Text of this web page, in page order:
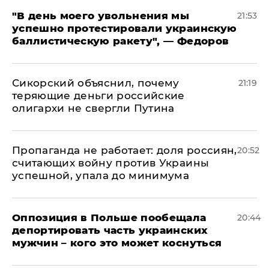
​"В день моего увольнения мы
успешно протестировали украинскую
баллистическую ракету", — Федоров
21:53
Сикорский объяснил, почему
теряющие деньги российские
олигархи не свергли Путина
21:19
​Пропаганда не работает: доля россиян,
считающих войну против Украины
успешной, упала до минимума
20:52
Оппозиция в Польше пообещала
депортировать часть украинских
мужчин – кого это может коснуться
20:44